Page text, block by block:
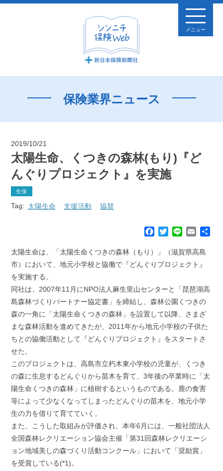
メニュー
保険業界ニュース
2019/10/21
太陽生命、くつきの森林(もり)『ど
んぐりプロジェクト』を実施
生保
Tag: 太陽生命 支援活動 協賛
e
o
k
T
i
t
r
n
E
a
太陽生命は、「太陽生命くつきの森林（もり）」（滋賀県高島
市）において、地元小学校と協働で『どんぐりプロジェクト』
を実施する。
同社は、2007年11月にNPO法人麻生里山センターと「琵琶湖高
島森林づくりパートナー協定書」を締結し、森林公園くつきの
森の一角に「太陽生命くつきの森林」を設置して以降、さまざ
まな森林活動を進めてきたが、2011年から地元小学校の子供た
ちとの協働活動として『どんぐりプロジェクト』をスタートさ
せた。
このプロジェクトは、高島市立朽木東小学校の児童が、くつき
の森に生息するどんぐりから苗木を育て、3年後の卒業時に「太
陽生命くつきの森林」に植樹するというものである。鹿の食害
等によって少なくなってしまったどんぐりの苗木を、地元小学
生の力を借りて育てていく。
また、こうした取組みが評価され、本年6月には、一般社団法人
全国森林レクリエーション協会主催「第31回森林レクリエーシ
ョン地域美しの森づくり活動コンクール」において「奨励賞」
を受賞している(*1)。